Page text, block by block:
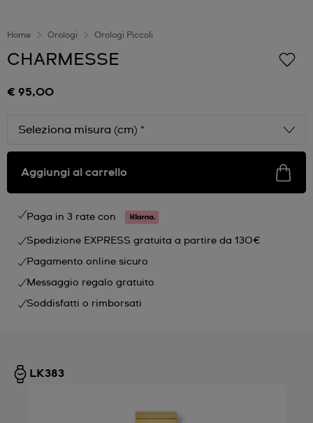
Home Orologi Orologi Piccoli
CHARMESSE
€ 95,00
Seleziona misura (cm) *
Aggiungi al carrello
Paga in 3 rate con
Spedizione EXPRESS gratuita a partire da 130€
Pagamento online sicuro
Messaggio regalo gratuito
Soddisfatti o rimborsati
LK383